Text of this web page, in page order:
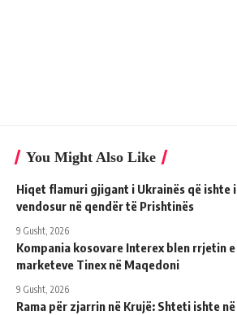
You Might Also Like
Hiqet flamuri gjigant i Ukrainës që ishte i
vendosur në qendër të Prishtinës
9 Gusht, 2026
Kompania kosovare Interex blen rrjetin e
marketeve Tinex në Maqedoni
9 Gusht, 2026
Rama për zjarrin në Krujë: Shteti ishte në